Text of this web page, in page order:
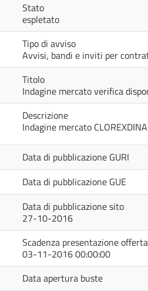
Stato
espletato
Tipo di avviso
Avvisi, bandi e inviti per
Titolo
Indagine mercato verifica
Descrizione
Indagine mercato CLOREXDINA
Data di pubblicazione GURI
Data di pubblicazione GUE
Data di pubblicazione sito
27-10-2016
Scadenza presentazione offerta
03-11-2016 00:00:00
Data apertura buste